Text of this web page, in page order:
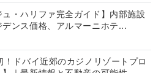
ュ・ハリファ完全ガイド】内部施設
デンス価格、アルマーニホテ...
！ドバイ近郊のカジノリゾートプロ